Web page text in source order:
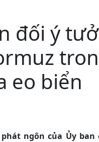
đối ý
eo biển
ngôn của Ủy ban